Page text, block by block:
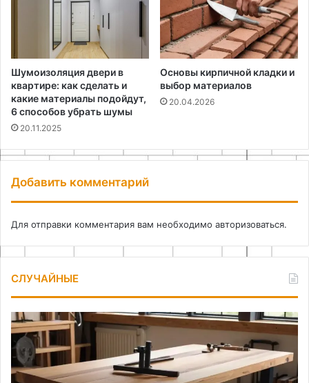
Шумоизоляция двери в
квартире: как сделать и
какие материалы подойдут,
6 способов убрать шумы
20.11.2025
Основы кирпичной кладки и
выбор материалов
20.04.2026
Добавить комментарий
Для отправки комментария вам необходимо авторизоваться.
СЛУЧАЙНЫЕ
Как
отогреть
трубу
и
где